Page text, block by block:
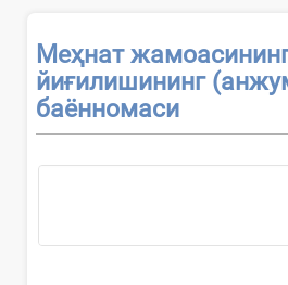
Меҳнат
йиғилишининг
баённомаси